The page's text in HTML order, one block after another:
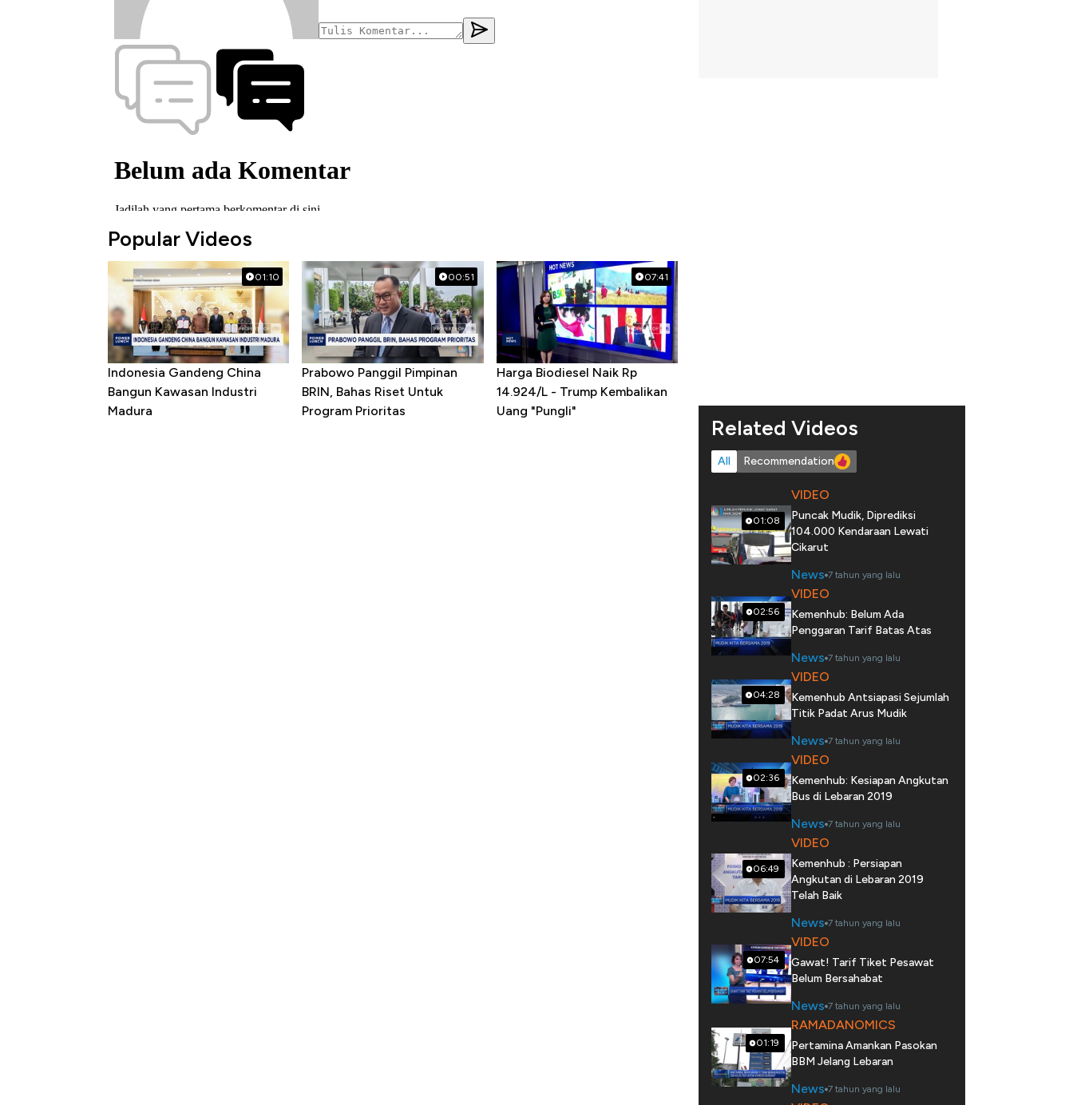
Popular Videos
01:10
Indonesia Gandeng China
Bangun Kawasan Industri
Madura
00:51
Prabowo Panggil Pimpinan
BRIN, Bahas Riset Untuk
Program Prioritas
07:41
Harga Biodiesel Naik Rp
14.924/L - Trump Kembalikan
Uang "Pungli"
Related Videos
All Recommendation
01:08
VIDEO
Puncak Mudik, Diprediksi
104.000 Kendaraan Lewati
Cikarut
News 7 tahun yang lalu
02:56
VIDEO
Kemenhub: Belum Ada
Penggaran Tarif Batas Atas
News 7 tahun yang lalu
04:28
VIDEO
Kemenhub Antsiapasi Sejumlah
Titik Padat Arus Mudik
News 7 tahun yang lalu
02:36
VIDEO
Kemenhub: Kesiapan Angkutan
Bus di Lebaran 2019
News 7 tahun yang lalu
06:49
VIDEO
Kemenhub : Persiapan
Angkutan di Lebaran 2019
Telah Baik
News 7 tahun yang lalu
07:54
VIDEO
Gawat! Tarif Tiket Pesawat
Belum Bersahabat
News 7 tahun yang lalu
01:19
RAMADANOMICS
Pertamina Amankan Pasokan
BBM Jelang Lebaran
News 7 tahun yang lalu